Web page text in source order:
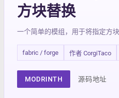
方块替换
一个简单的模组，用于将指定方
fabric / forge 作者 CorgiTaco
MODRINTH 源码地址